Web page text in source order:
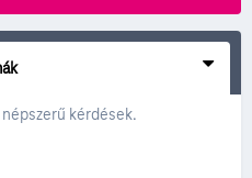
kérdések.